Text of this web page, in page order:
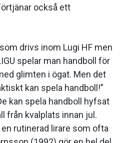
också ett
drivs inom Lugi HF men
spelar man handboll för
glimten i ögat. Men det
kan spela handboll!”
kan spela handboll hyfsat
från kvalplats innan jul.
rutinerad lirare som ofta